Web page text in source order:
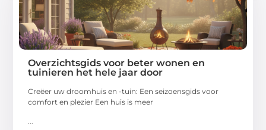
Overzichtsgids voor beter wonen en
tuinieren het hele jaar door
Creëer uw droomhuis en -tuin: Een seizoensgids voor
comfort en plezier Een huis is meer